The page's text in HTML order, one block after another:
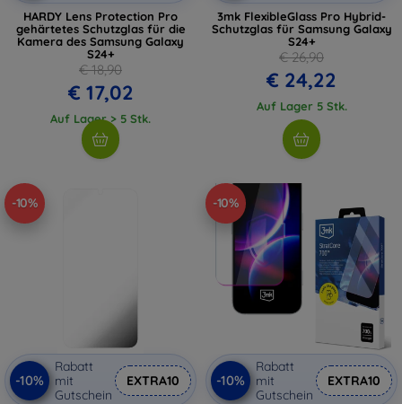
HARDY Lens Protection Pro
gehärtetes Schutzglas für die
Kamera des Samsung Galaxy
S24+
€ 18,90
€ 17,02
Auf Lager > 5 Stk.
3mk FlexibleGlass Pro Hybrid-
Schutzglas für Samsung Galaxy
S24+
€ 26,90
€ 24,22
Auf Lager 5 Stk.
-10%
-10%
Rabatt
mit
Gutschein
EXTRA10
-10%
-10%
Rabatt
mit
Gutschein
EXTRA10